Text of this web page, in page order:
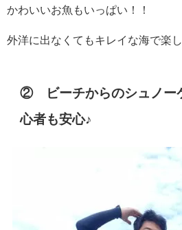
かわいいお魚もいっぱい！！
外洋に出なくてもキレイな海で楽
② ビーチからのシュノー
心者も安心♪